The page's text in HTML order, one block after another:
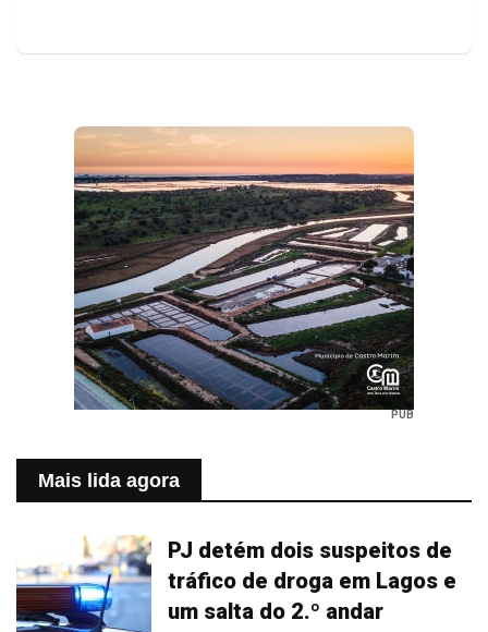
PUB
Mais lida agora
PJ detém dois suspeitos de
tráfico de droga em Lagos e
um salta do 2.º andar